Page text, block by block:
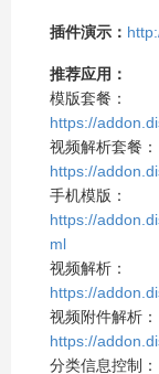
插件演示：
推荐应用：
模版套餐：
https://
视频解析套餐：
https://
手机模版：
https://
ml
视频解析：
https://
视频附件解析：
https://
分类信息控制：